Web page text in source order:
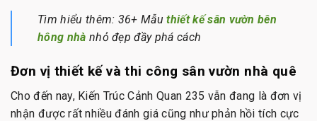
Tìm hiểu thêm: 36+ Mẫuthiết kế sân vườn bên
hông nhà nhỏ đẹp đầy phá cách
Đơn vị thiết kế và thi công sân vườn nhà quê
Cho đến nay, Kiến Trúc Cảnh Quan 235 vẫn đang là đơn vị
nhận được rất nhiều đánh giá cũng như phản hồi tích cực